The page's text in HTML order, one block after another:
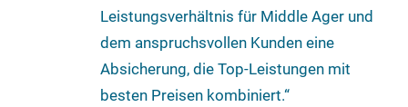
Leistungsverhältnis für Middle Ager und
dem anspruchsvollen Kunden eine
Absicherung, die Top-Leistungen mit
besten Preisen kombiniert.“